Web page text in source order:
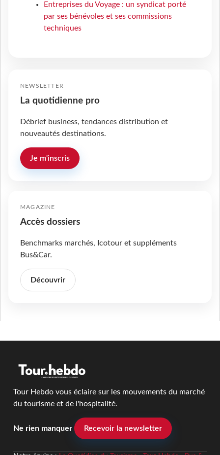
Entreprises du Voyage : un syndicat porté
par ses bénévoles et ses commissions
techniques
NEWSLETTER
La quotidienne pro
Débrief business, tendances distribution et
nouveautés destinations.
Je m'inscris
MAGAZINE
Accès dossiers
Benchmarks marchés, Icotour et suppléments
Bus&Car.
Découvrir
Tour Hebdo vous éclaire sur les mouvements du marché
du tourisme et de l'hospitalité.
Ne rien manquer Recevoir la newsletter